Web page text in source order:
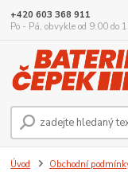
+420 603 368 911
Po - Pá, obvykle od 9:00 do
Úvod Obchodní